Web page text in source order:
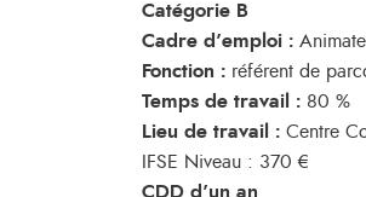
Catégorie B
Cadre d’emploi :
Fonction : référent de
Temps de travail : 80 %
Lieu de travail : Centre
IFSE Niveau : 370 €
CDD d’un an